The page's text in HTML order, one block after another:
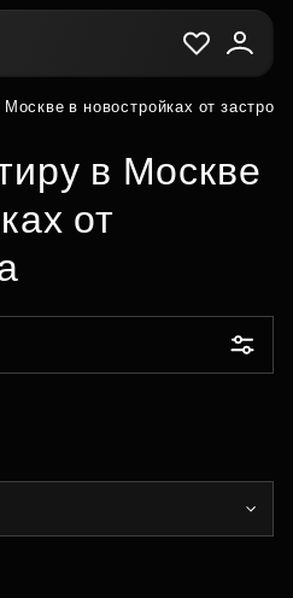
Москве в новостройках от
в Москве
от